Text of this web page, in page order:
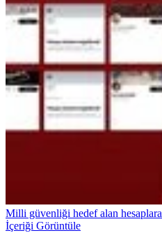
Milli güvenliği hedef alan
İçeriği Görüntüle